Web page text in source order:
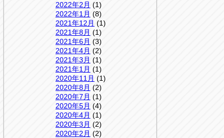
2022年2月 (1)
2022年1月 (8)
2021年12月 (1)
2021年8月 (1)
2021年6月 (3)
2021年4月 (2)
2021年3月 (1)
2021年1月 (1)
2020年11月 (1)
2020年8月 (2)
2020年7月 (1)
2020年5月 (4)
2020年4月 (1)
2020年3月 (2)
2020年2月 (2)